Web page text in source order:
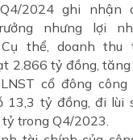
2024 ghi nhận
nhưng lợi
thể, doanh thu
2.866 tỷ đồng,
cổ đông
13,3 tỷ đồng, đi lùi
tỷ trong Q4/2023.